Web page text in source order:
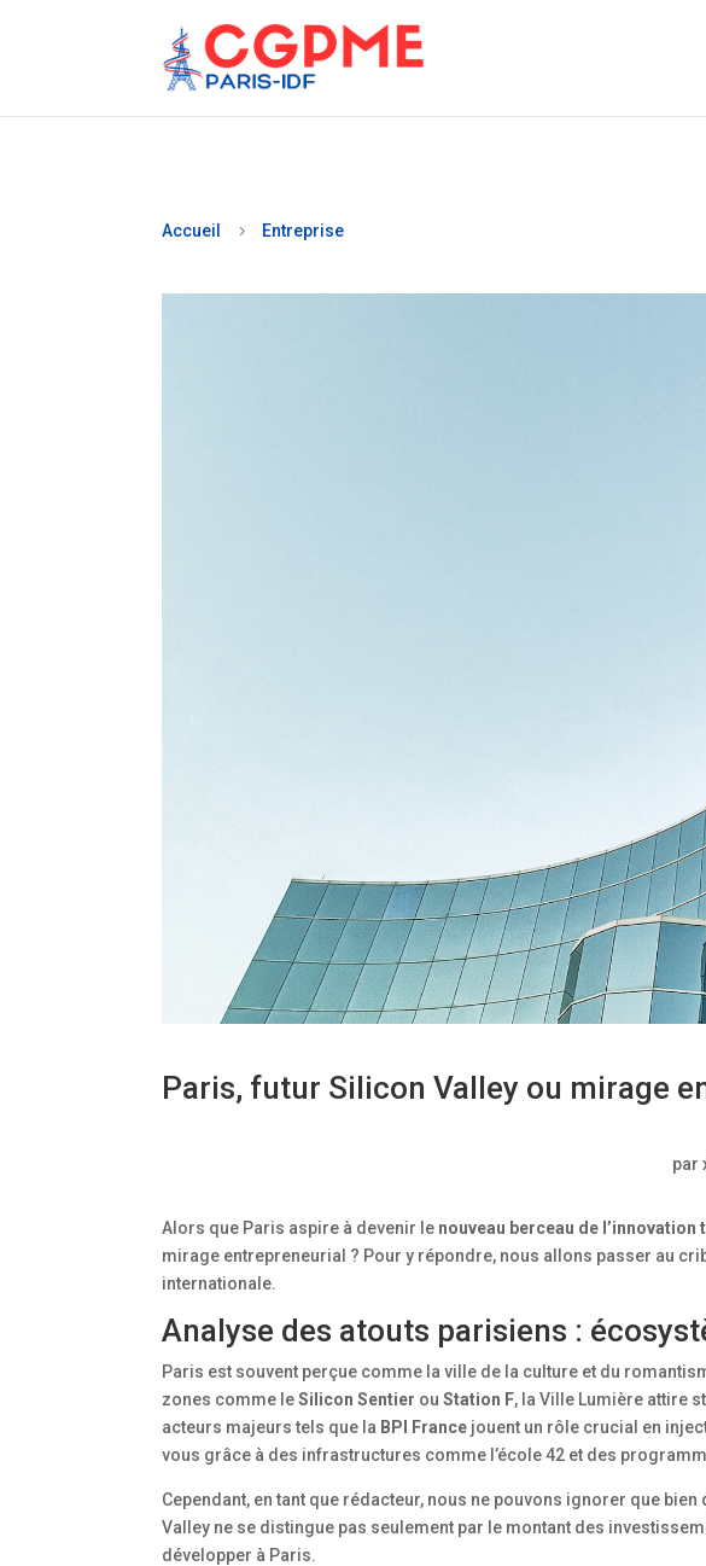
Accueil 5 Entreprise
Paris, futur Silicon Valley ou mirage
par
Alors que Paris aspire à devenir le nouveau berceau de
mirage entrepreneurial ? Pour y répondre, nous allons passer au
internationale.
Analyse des atouts parisiens :
Paris est souvent perçue comme la ville de la culture et du
zones comme leSilicon Sentier ouStation F, la Ville Lumière attire
acteurs majeurs tels que la BPI France jouent un rôle crucial en
vous grâce à des infrastructures comme l’école 42 et des
Cependant, en tant que rédacteur, nous ne pouvons ignorer que
Valley ne se distingue pas seulement par le montant des
développer à Paris.